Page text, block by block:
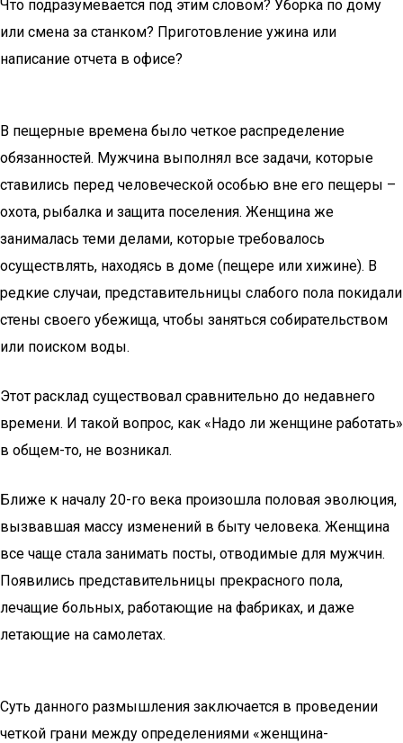
Что подразумевается под этим словом? Уборка по дому
или смена за станком? Приготовление ужина или
написание отчета в офисе?
В пещерные времена было четкое распределение
обязанностей. Мужчина выполнял все задачи, которые
ставились перед человеческой особью вне его пещеры –
охота, рыбалка и защита поселения. Женщина же
занималась теми делами, которые требовалось
осуществлять, находясь в доме (пещере или хижине). В
редкие случаи, представительницы слабого пола покидали
стены своего убежища, чтобы заняться собирательством
или поиском воды.
Этот расклад существовал сравнительно до недавнего
времени. И такой вопрос, как «Надо ли женщине работать»
в общем-то, не возникал.
Ближе к началу 20-го века произошла половая эволюция,
вызвавшая массу изменений в быту человека. Женщина
все чаще стала занимать посты, отводимые для мужчин.
Появились представительницы прекрасного пола,
лечащие больных, работающие на фабриках, и даже
летающие на самолетах.
Суть данного размышления заключается в проведении
четкой грани между определениями «женщина-